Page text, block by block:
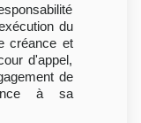
du
créance et
d'appel,
de
à sa